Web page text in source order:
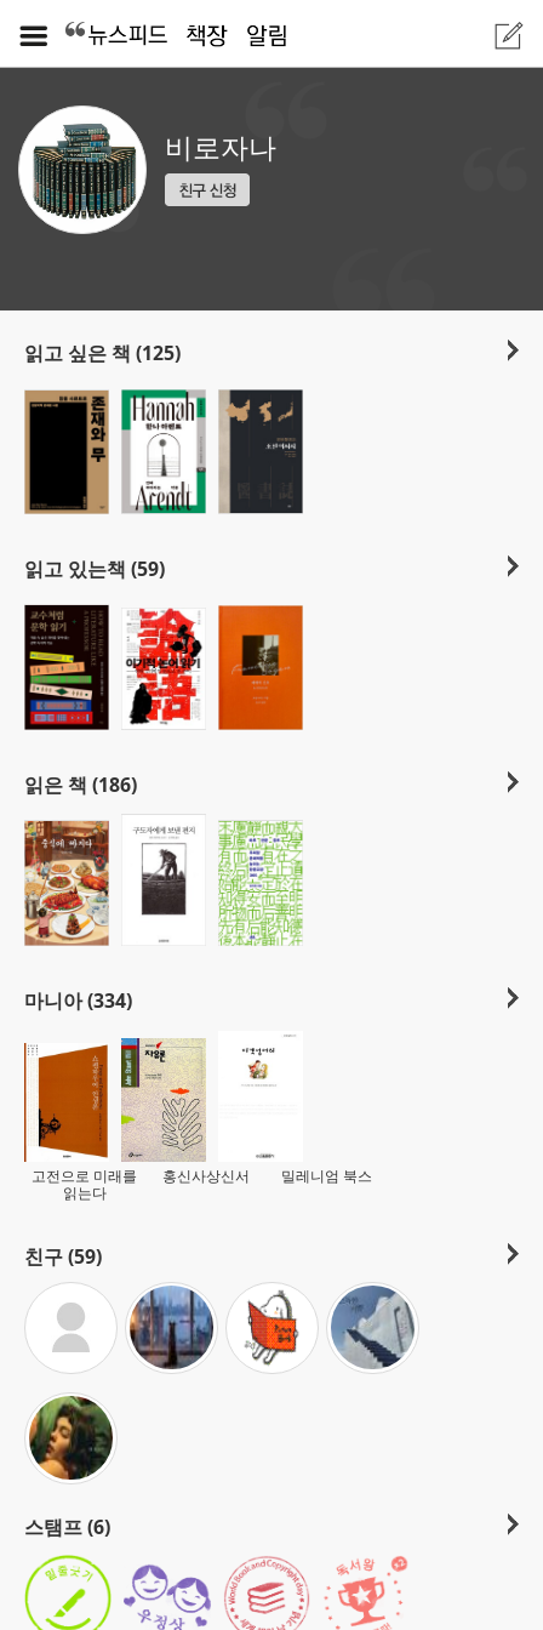
비로자나
읽고 싶은 책 (125)
읽고 있는책 (59)
읽은 책 (186)
마니아 (334)
고전으로 미래를
읽는다
홍신사상신서 밀레니엄 북스
친구 (59)
스탬프 (6)